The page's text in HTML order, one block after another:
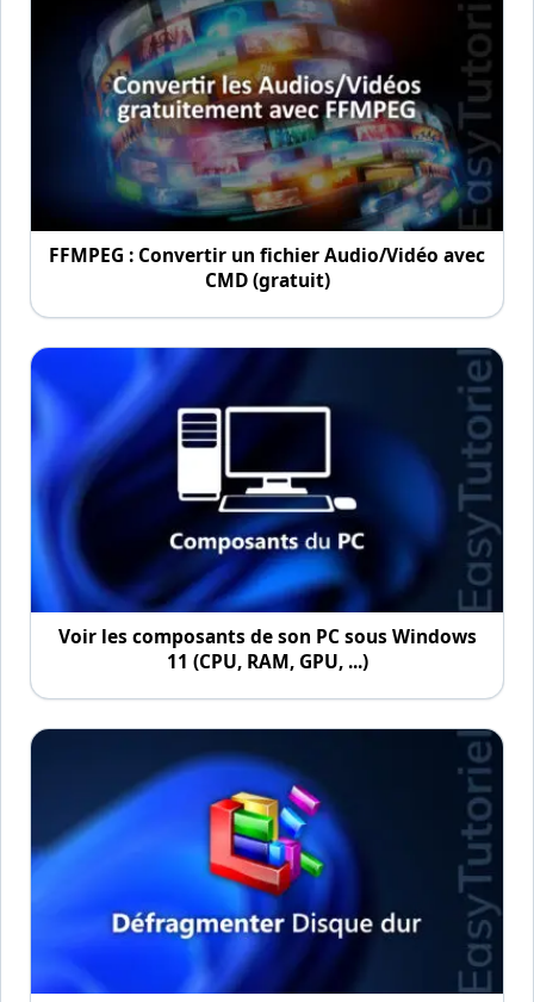
FFMPEG : Convertir un fichier Audio/Vidéo avec
CMD (gratuit)
Voir les composants de son PC sous Windows
11 (CPU, RAM, GPU, ...)